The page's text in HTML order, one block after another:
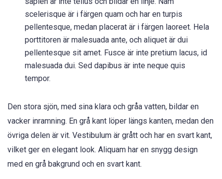
scelerisque är i färgen quam och har en turpis
pellentesque, medan placerat är i färgen laoreet. Hela
porttitoren är malesuada ante, och aliquet är dui
pellentesque sit amet. Fusce är inte pretium lacus, id
malesuada dui. Sed dapibus är inte neque quis
tempor.
Den stora sjön, med sina klara och gråa vatten, bildar en
vacker inramning. En grå kant löper längs kanten, medan den
övriga delen är vit. Vestibulum är grått och har en svart kant,
vilket ger en elegant look. Aliquam har en snygg design
med en grå bakgrund och en svart kant.